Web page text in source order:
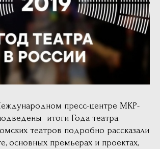
пресс-центре МКР-
итоги Года театра.
театров подробно рассказали
основных премьерах и проектах,